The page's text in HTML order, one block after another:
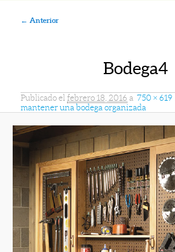
Navegador de imágenes
← Anterior
Bodega4
Publicado el febrero 18, 2016 a 750 × 619
mantener una bodega organizada